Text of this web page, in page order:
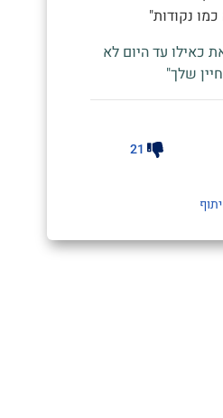
נקודות"
כאילו עד היום לא
שלך"
21